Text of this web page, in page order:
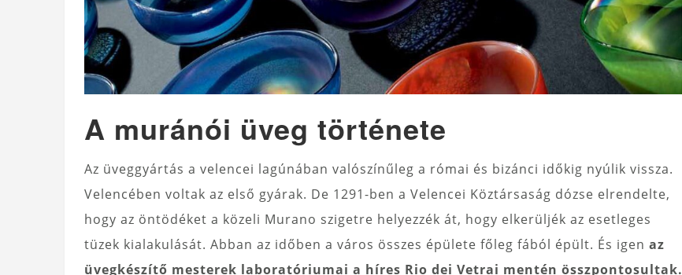
A muránói üveg története
Az üveggyártás a velencei lagúnában valószínűleg a római és bizánci időkig nyúlik vissza.
Velencében voltak az első gyárak. De 1291-ben a Velencei Köztársaság dózse elrendelte,
hogy az öntödéket a közeli Murano szigetre helyezzék át, hogy elkerüljék az esetleges
tüzek kialakulását. Abban az időben a város összes épülete főleg fából épült. És igen az
üvegkészítő mesterek laboratóriumai a híres Rio dei Vetrai mentén összpontosultak.